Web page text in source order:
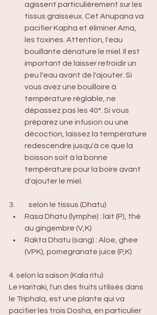
agissent particulièrement sur les
tissus graisseux. Cet Anupana va
pacifier Kapha et éliminer Ama,
les toxines. Attention, l'eau
bouillante dénature le miel. Il est
important de laisser refroidir un
peu l'eau avant de l'ajouter. Si
vous avez une bouilloire à
température réglable, ne
dépassez pas les 40°. Si vous
préparez une infusion ou une
décoction, laissez la température
redescendre jusqu'à ce que la
boisson soit à la bonne
température pour la boire avant
d'ajouter le miel.
3.	selon le tissus (Dhatu)
Rasa Dhatu (lymphe) : lait (P), thé
au gingembre (V,K)
Rakta Dhatu (sang) : Aloe, ghee
(VPK), pomegranate juice (P,K)
4. selon la saison (Kala ritu)
Le Haritaki, l'un des fruits utilisés dans
le Triphala, est une plante qui va
pacifier les trois Dosha, en particulier